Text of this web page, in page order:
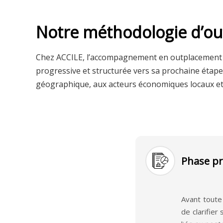
prochaine étape de leur carrière.
une démarche plus longue et formelle de type
passer rapidement à la mise en œuvre : clarifier
professionnel, optimiser sa présentation,
Notre méthodologie
Chez ACCILE, l’accompagnement en
progressive et structurée vers sa prochaine
géographique, aux acteurs économiques locaux
Phase
Avant
de clarifier